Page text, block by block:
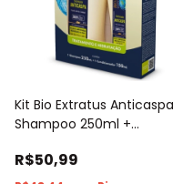
Kit Bio Extratus Anticaspa
Shampoo 250ml +
R$50,99